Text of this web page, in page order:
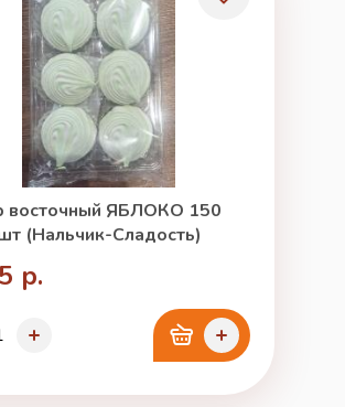
восточный ЯБЛОКО 150
(Нальчик-Сладость)
р.